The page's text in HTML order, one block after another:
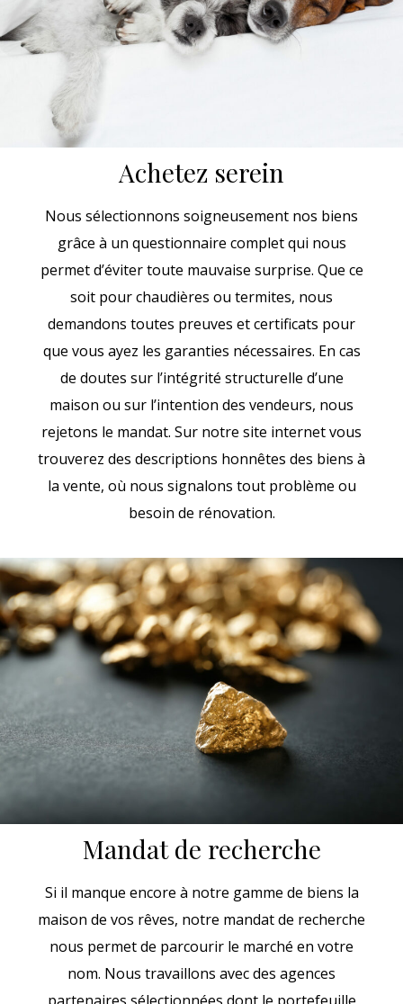
Achetez serein
Nous sélectionnons soigneusement nos biens
grâce à un questionnaire complet qui nous
permet d’éviter toute mauvaise surprise. Que ce
soit pour chaudières ou termites, nous
demandons toutes preuves et certificats pour
que vous ayez les garanties nécessaires. En cas
de doutes sur l’intégrité structurelle d’une
maison ou sur l’intention des vendeurs, nous
rejetons le mandat. Sur notre site internet vous
trouverez des descriptions honnêtes des biens à
la vente, où nous signalons tout problème ou
besoin de rénovation.
Mandat de recherche
Si il manque encore à notre gamme de biens la
maison de vos rêves, notre mandat de recherche
nous permet de parcourir le marché en votre
nom. Nous travaillons avec des agences